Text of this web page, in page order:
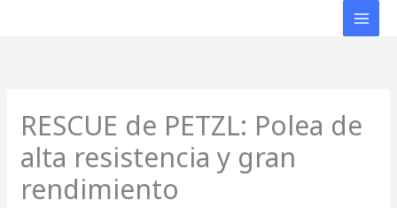
RESCUE de PETZL: Polea de
alta resistencia y gran
rendimiento